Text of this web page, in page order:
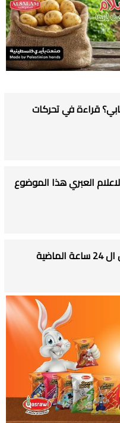
قراءة في تحركات
العبري هذا الموضوع